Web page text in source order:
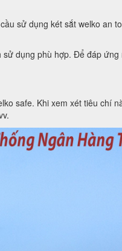
sử dụng két sắt welko an
dụng phù hợp. Để đáp
safe. Khi xem xét tiêu chí